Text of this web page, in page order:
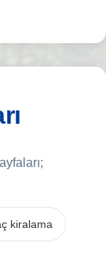
kiralama